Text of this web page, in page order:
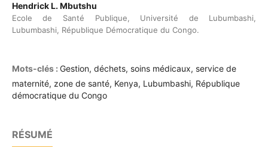
Hendrick L. Mbutshu
Ecole de Santé Publique, Université de Lubumbashi,
Lubumbashi, République Démocratique du Congo.
Mots-clés : Gestion, déchets, soins médicaux, service de
maternité, zone de santé, Kenya, Lubumbashi, République
démocratique du Congo
RÉSUMÉ